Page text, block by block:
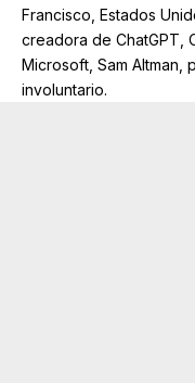
Francisco , Estados
creadora de ChatGPT,
Microsoft, Sam Altman,
involuntario.